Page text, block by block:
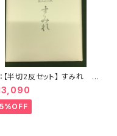
【半切2反セット】 すみれ
な向き) (1反100枚×2) <商
号1200>